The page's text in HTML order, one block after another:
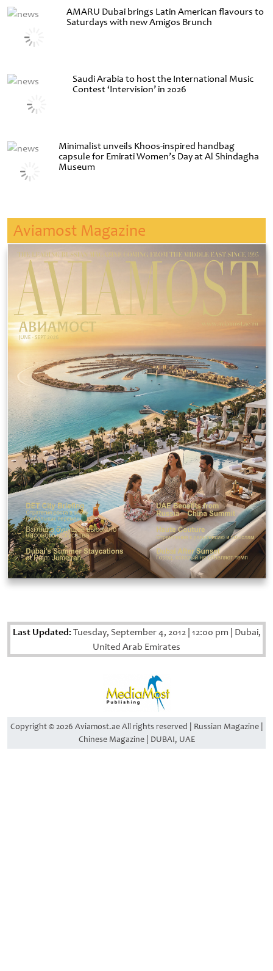
AMARU Dubai brings Latin American flavours to
Saturdays with new Amigos Brunch
Saudi Arabia to host the International Music
Contest ‘Intervision’ in 2026
Minimalist unveils Khoos-inspired handbag
capsule for Emirati Women’s Day at Al Shindagha
Museum
Aviamost Magazine
Last Updated:Tuesday, September 4, 2012 12:00 pm Dubai,
United Arab Emirates
Copyright © 2026 Aviamost.ae All rights reserved | Russian Magazine |
Chinese Magazine | DUBAI, UAE